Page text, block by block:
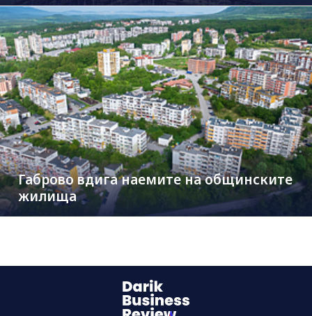
Габрово вдига наемите на общинските
жилища